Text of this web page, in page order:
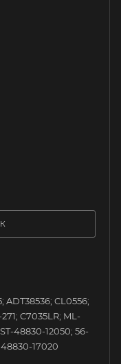
ADT38536; CL0556;
C7035LR; ML-
48830-12050; 56-
17020